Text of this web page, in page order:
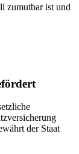
zumutbar ist und
der Staat